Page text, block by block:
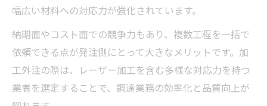
幅広い材料への対応力が強化されています。
納期面やコスト面での競争力もあり、複数工程を一括で
依頼できる点が発注側にとって大きなメリットです。加
工外注の際は、レーザー加工を含む多様な対応力を持つ
業者を選定することで、調達業務の効率化と品質向上が